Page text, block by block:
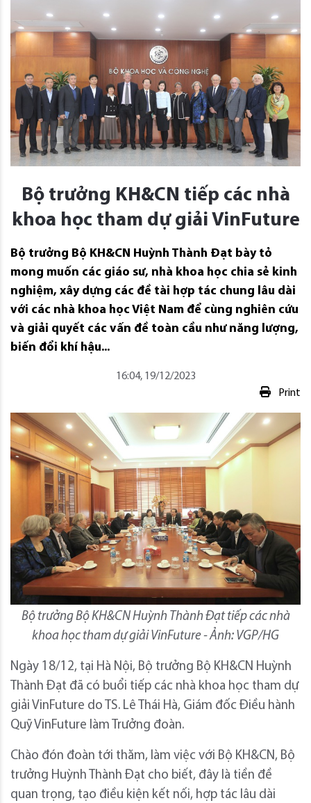
Bộ trưởng KH&CN tiếp các nhà
khoa học tham dự giải VinFuture
Bộ trưởng Bộ KH&CN Huỳnh Thành Đạt bày tỏ
mong muốn các giáo sư, nhà khoa học chia sẻ kinh
nghiệm, xây dựng các đề tài hợp tác chung lâu dài
với các nhà khoa học Việt Nam để cùng nghiên cứu
và giải quyết các vấn đề toàn cầu như năng lượng,
biến đổi khí hậu...
16:04, 19/12/2023
Print
Bộ trưởng Bộ KH&CN Huỳnh Thành Đạt tiếp các nhà
khoa học tham dự giải VinFuture - Ảnh: VGP/HG
Ngày 18/12, tại Hà Nội, Bộ trưởng Bộ KH&CN Huỳnh
Thành Đạt đã có buổi tiếp các nhà khoa học tham dự
giải VinFuture do TS. Lê Thái Hà, Giám đốc Điều hành
Quỹ VinFuture làm Trưởng đoàn.
Chào đón đoàn tới thăm, làm việc với Bộ KH&CN, Bộ
trưởng Huỳnh Thành Đạt cho biết, đây là tiền đề
quan trọng, tạo điều kiện kết nối, hợp tác lâu dài